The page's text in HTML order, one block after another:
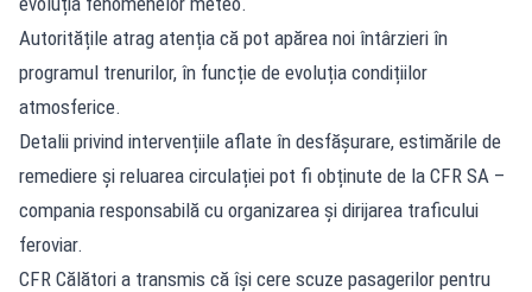
Autoritățile atrag atenția că pot apărea noi întârzieri în
programul trenurilor, în funcție de evoluția condițiilor
atmosferice.
Detalii privind intervențiile aflate în desfășurare, estimările de
remediere și reluarea circulației pot fi obținute de la CFR SA –
compania responsabilă cu organizarea și dirijarea traficului
feroviar.
CFR Călători a transmis că își cere scuze pasagerilor pentru